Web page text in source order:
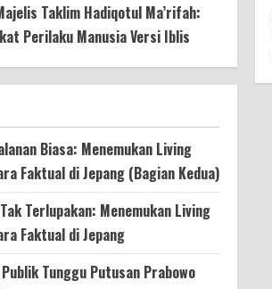
Taklim Hadiqotul Ma’rifah:
Perilaku Manusia Versi Iblis
Biasa: Menemukan Living
Faktual di Jepang (Bagian Kedua)
Terlupakan: Menemukan Living
Faktual di Jepang
Tunggu Putusan Prabowo